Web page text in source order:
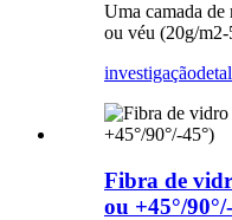
Uma camada
ou véu (20g/m2-
investigação
Fibra de
ou +45°/